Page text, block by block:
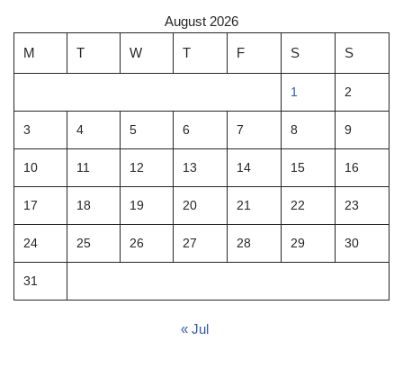
August 2026
M T W T F S S
1 2
3 4 5 6 7 8 9
10 11 12 13 14 15 16
17 18 19 20 21 22 23
24 25 26 27 28 29 30
31
« Jul